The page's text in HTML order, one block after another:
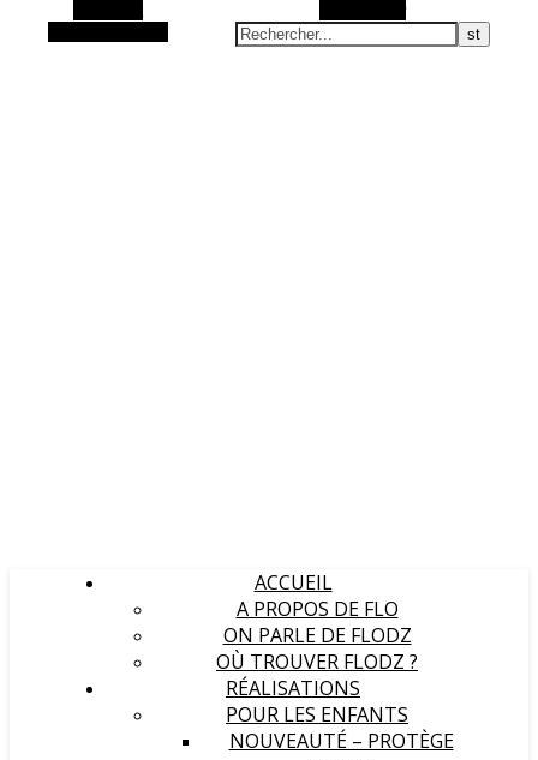
ACCUEIL
A PROPOS DE FLO
ON PARLE DE FLODZ
OÙ TROUVER FLODZ ?
RÉALISATIONS
POUR LES ENFANTS
NOUVEAUTÉ – PROTÈGE